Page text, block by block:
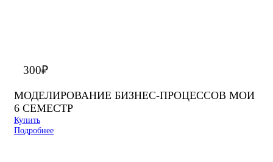
300₽
МОДЕЛИРОВАНИЕ БИЗНЕС-ПРОЦЕССОВ МОИ
6 СЕМЕСТР
Купить
Подробнее